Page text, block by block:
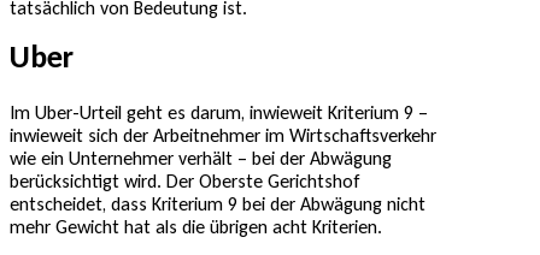
tatsächlich von Bedeutung ist.
Uber
Im Uber-Urteil geht es darum, inwieweit Kriterium 9 –
inwieweit sich der Arbeitnehmer im Wirtschaftsverkehr
wie ein Unternehmer verhält – bei der Abwägung
berücksichtigt wird. Der Oberste Gerichtshof
entscheidet, dass Kriterium 9 bei der Abwägung nicht
mehr Gewicht hat als die übrigen acht Kriterien.